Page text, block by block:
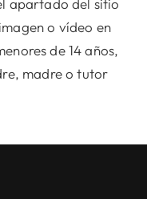
apartado del sitio
o vídeo en
de 14 años,
madre o tutor